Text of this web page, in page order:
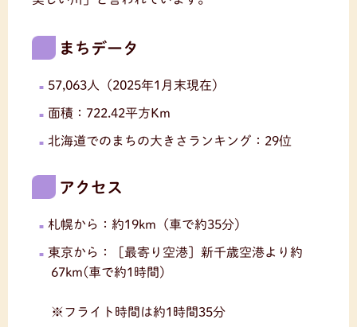
まちデータ
57,063人（2025年1月末現在）
面積：722.42平方Km
北海道でのまちの大きさランキング：29位
アクセス
札幌から：約19km（車で約35分）
東京から：［最寄り空港］新千歳空港より約
67km(車で約1時間)
※フライト時間は約1時間35分